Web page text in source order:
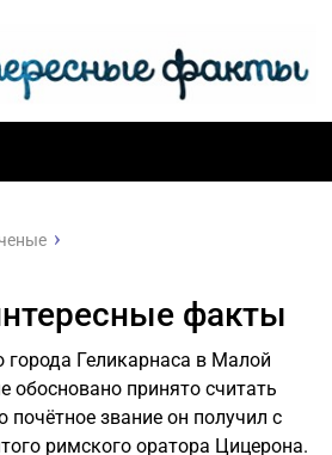
факты
города Геликарнаса в Малой
обосновано принято считать
почётное звание он получил с
римского оратора Цицерона.